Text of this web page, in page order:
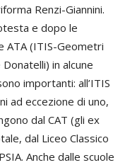
Renzi-Giannini.
e dopo le
ATA (ITIS-Geometri
in alcune
importanti: all’ITIS
ad eccezione di uno,
dal CAT (gli ex
dal Liceo Classico
Anche dalle scuole